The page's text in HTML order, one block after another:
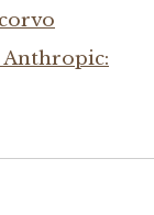
Anthropic: